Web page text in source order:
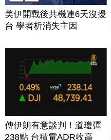
美伊開戰後共機連6天沒擾
台 學者析消失主因
傳伊朗有意談判！道瓊彈
238點 台積電ADR收高